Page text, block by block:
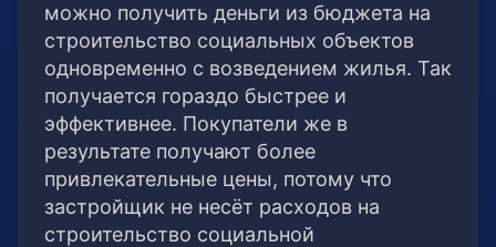
можно получить деньги из бюджета на
строительство социальных объектов
одновременно с возведением жилья. Так
получается гораздо быстрее и
эффективнее. Покупатели же в
результате получают более
привлекательные цены, потому что
застройщик не несёт расходов на
строительство социальной